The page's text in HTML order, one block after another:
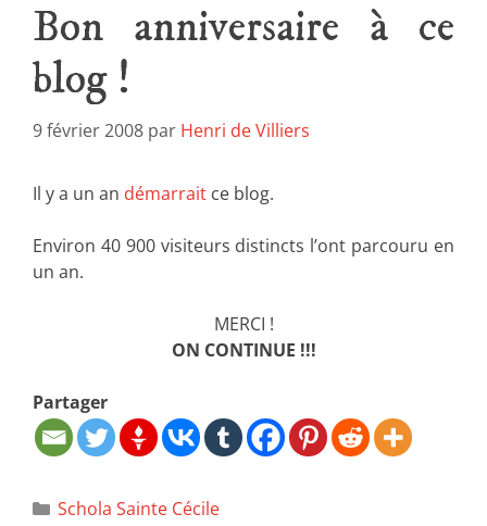
Bon anniversaire à ce
blog !
9 février 2008 par Henri de Villiers
Il y a un an démarrait ce blog.
Environ 40 900 visiteurs distincts l’ont parcouru en
un an.
MERCI !
ON CONTINUE !!!
Partager
Schola Sainte Cécile